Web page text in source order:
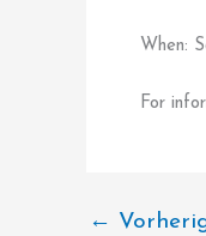
When:
For
←